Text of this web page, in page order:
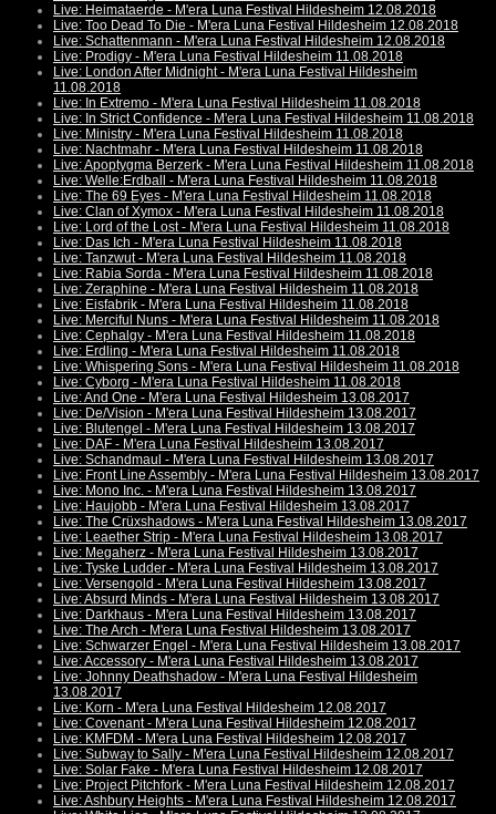
Live: Heimataerde - M'era Luna Festival Hildesheim 12.08.2018
Live: Too Dead To Die - M'era Luna Festival Hildesheim 12.08.2018
Live: Schattenmann - M'era Luna Festival Hildesheim 12.08.2018
Live: Prodigy - M'era Luna Festival Hildesheim 11.08.2018
Live: London After Midnight - M'era Luna Festival Hildesheim
11.08.2018
Live: In Extremo - M'era Luna Festival Hildesheim 11.08.2018
Live: In Strict Confidence - M'era Luna Festival Hildesheim 11.08.2018
Live: Ministry - M'era Luna Festival Hildesheim 11.08.2018
Live: Nachtmahr - M'era Luna Festival Hildesheim 11.08.2018
Live: Apoptygma Berzerk - M'era Luna Festival Hildesheim 11.08.2018
Live: Welle:Erdball - M'era Luna Festival Hildesheim 11.08.2018
Live: The 69 Eyes - M'era Luna Festival Hildesheim 11.08.2018
Live: Clan of Xymox - M'era Luna Festival Hildesheim 11.08.2018
Live: Lord of the Lost - M'era Luna Festival Hildesheim 11.08.2018
Live: Das Ich - M'era Luna Festival Hildesheim 11.08.2018
Live: Tanzwut - M'era Luna Festival Hildesheim 11.08.2018
Live: Rabia Sorda - M'era Luna Festival Hildesheim 11.08.2018
Live: Zeraphine - M'era Luna Festival Hildesheim 11.08.2018
Live: Eisfabrik - M'era Luna Festival Hildesheim 11.08.2018
Live: Merciful Nuns - M'era Luna Festival Hildesheim 11.08.2018
Live: Cephalgy - M'era Luna Festival Hildesheim 11.08.2018
Live: Erdling - M'era Luna Festival Hildesheim 11.08.2018
Live: Whispering Sons - M'era Luna Festival Hildesheim 11.08.2018
Live: Cyborg - M'era Luna Festival Hildesheim 11.08.2018
Live: And One - M'era Luna Festival Hildesheim 13.08.2017
Live: De/Vision - M'era Luna Festival Hildesheim 13.08.2017
Live: Blutengel - M'era Luna Festival Hildesheim 13.08.2017
Live: DAF - M'era Luna Festival Hildesheim 13.08.2017
Live: Schandmaul - M'era Luna Festival Hildesheim 13.08.2017
Live: Front Line Assembly - M'era Luna Festival Hildesheim 13.08.2017
Live: Mono Inc. - M'era Luna Festival Hildesheim 13.08.2017
Live: Haujobb - M'era Luna Festival Hildesheim 13.08.2017
Live: The Crüxshadows - M'era Luna Festival Hildesheim 13.08.2017
Live: Leaether Strip - M'era Luna Festival Hildesheim 13.08.2017
Live: Megaherz - M'era Luna Festival Hildesheim 13.08.2017
Live: Tyske Ludder - M'era Luna Festival Hildesheim 13.08.2017
Live: Versengold - M'era Luna Festival Hildesheim 13.08.2017
Live: Absurd Minds - M'era Luna Festival Hildesheim 13.08.2017
Live: Darkhaus - M'era Luna Festival Hildesheim 13.08.2017
Live: The Arch - M'era Luna Festival Hildesheim 13.08.2017
Live: Schwarzer Engel - M'era Luna Festival Hildesheim 13.08.2017
Live: Accessory - M'era Luna Festival Hildesheim 13.08.2017
Live: Johnny Deathshadow - M'era Luna Festival Hildesheim
13.08.2017
Live: Korn - M'era Luna Festival Hildesheim 12.08.2017
Live: Covenant - M'era Luna Festival Hildesheim 12.08.2017
Live: KMFDM - M'era Luna Festival Hildesheim 12.08.2017
Live: Subway to Sally - M'era Luna Festival Hildesheim 12.08.2017
Live: Solar Fake - M'era Luna Festival Hildesheim 12.08.2017
Live: Project Pitchfork - M'era Luna Festival Hildesheim 12.08.2017
Live: Ashbury Heights - M'era Luna Festival Hildesheim 12.08.2017